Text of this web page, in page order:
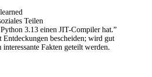
Teilen
3.13 einen JIT-Compiler hat.”
Entdeckungen bescheiden; wird gut
Fakten geteilt werden.